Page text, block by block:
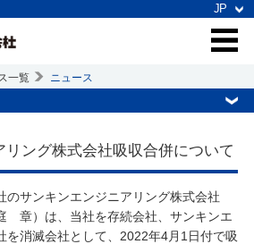
一覧 ニュース
ング株式会社吸収合併について
のサンキンエンジニアリング株式会社
章）は、当社を存続会社、サンキンエ
を消滅会社として、2022年4月1日付で吸